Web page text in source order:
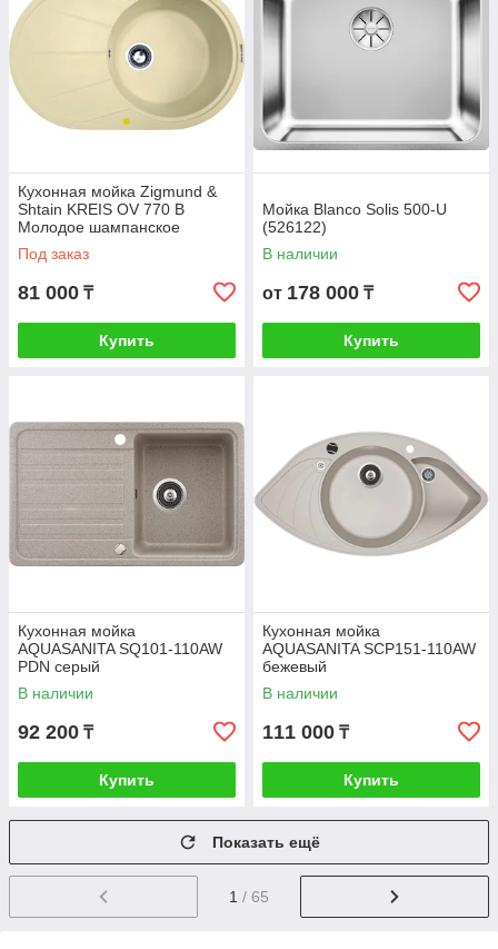
Кухонная мойка Zigmund &
Shtain KREIS OV 770 B
Молодое шампанское
Под заказ
81 000 ₸
Купить
Мойка Blanco Solis 500-U
(526122)
В наличии
от 178 000 ₸
Купить
Кухонная мойка
AQUASANITA SQ101-110AW
PDN серый
В наличии
92 200 ₸
Купить
Кухонная мойка
AQUASANITA SCP151-110AW
бежевый
В наличии
111 000 ₸
Купить
Показать ещё
1 / 65